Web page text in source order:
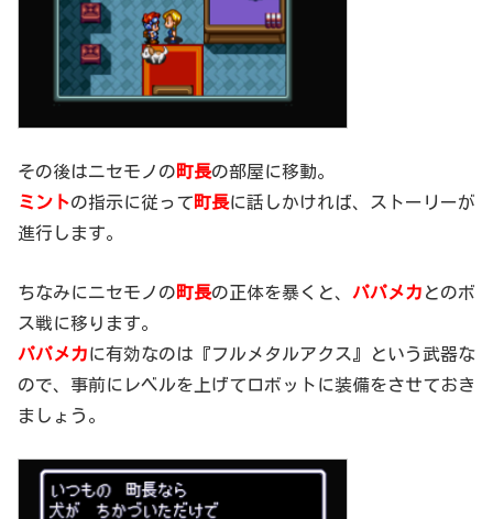
その後はニセモノの町長の部屋に移動。
ミントの指示に従って町長に話しかければ、ストーリーが
進行します。
ちなみにニセモノの町長の正体を暴くと、 パパメカ とのボ
ス戦に移ります。
パパメカに有効なのは『フルメタルアクス』という武器な
ので、事前にレベルを上げてロボットに装備をさせておき
ましょう。